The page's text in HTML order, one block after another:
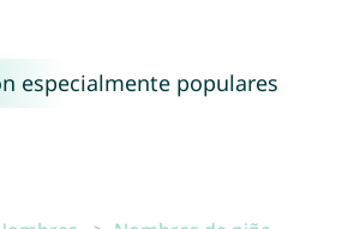
especialmente populares